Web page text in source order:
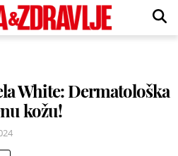
White: Dermatološka
kožu!